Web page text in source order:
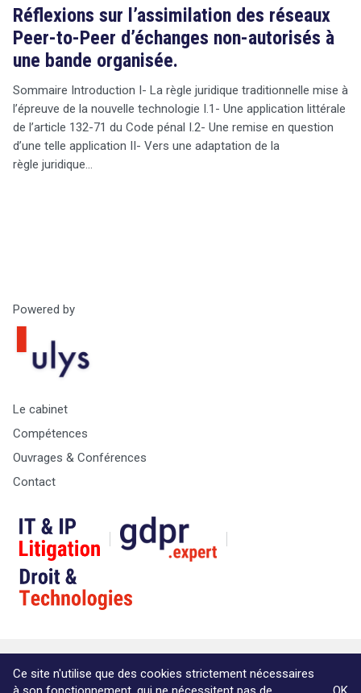
Réflexions sur l’assimilation des réseaux
Peer-to-Peer d’échanges non-autorisés à
une bande organisée.
Sommaire Introduction I- La règle juridique traditionnelle mise à
l’épreuve de la nouvelle technologie I.1- Une application littérale
de l’article 132-71 du Code pénal I.2- Une remise en question
d’une telle application II- Vers une adaptation de la
règle juridique…
Powered by
Le cabinet
Compétences
Ouvrages & Conférences
Contact
© Copyright Max & Zoé SPRL - Vie Privée -A propos &
informations légales
Ce site n'utilise que des cookies strictement nécessaires